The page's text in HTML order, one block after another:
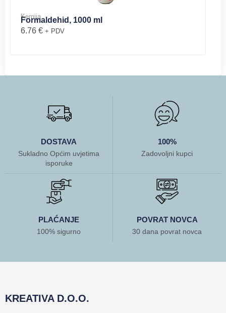
Kemija
Formaldehid, 1000 ml
6.76 € + PDV
DOSTAVA
Sukladno Općim uvjetima
isporuke
100%
Zadovoljni kupci
PLAĆANJE
100% sigurno
POVRAT NOVCA
30 dana povrat novca
KREATIVA D.O.O.